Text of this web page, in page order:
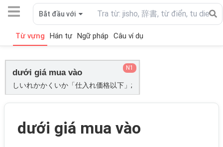
Bắt đầu với
Từ vựng Hán tự Ngữ pháp Câu ví dụ
dưới giá mua vào
しいれかかくいか「仕入れ価格以下」;
N1
dưới giá mua vào